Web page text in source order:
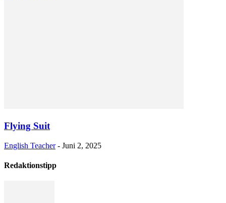
Flying Suit
English Teacher - Juni 2, 2025
Redaktionstipp